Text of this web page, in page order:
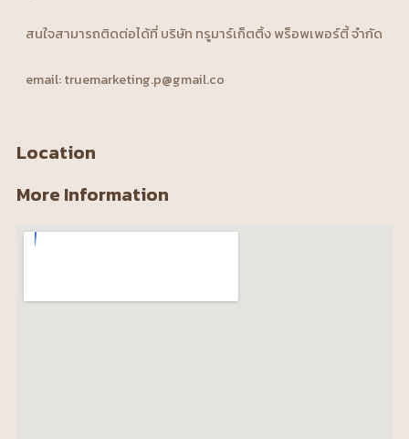
สนใจสามารถติดต่อได้ที่ บริษัท ทรูมาร์เก็ตติ้ง พร็อพเพอร์ตี้ จำกัด
email: truemarketing.p@gmail.co
Location
More Information